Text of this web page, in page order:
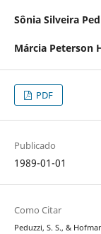
Sônia Silveira
Márcia Peterson
PDF
Publicado
1989-01-01
Como Citar
Peduzzi, S. S., &